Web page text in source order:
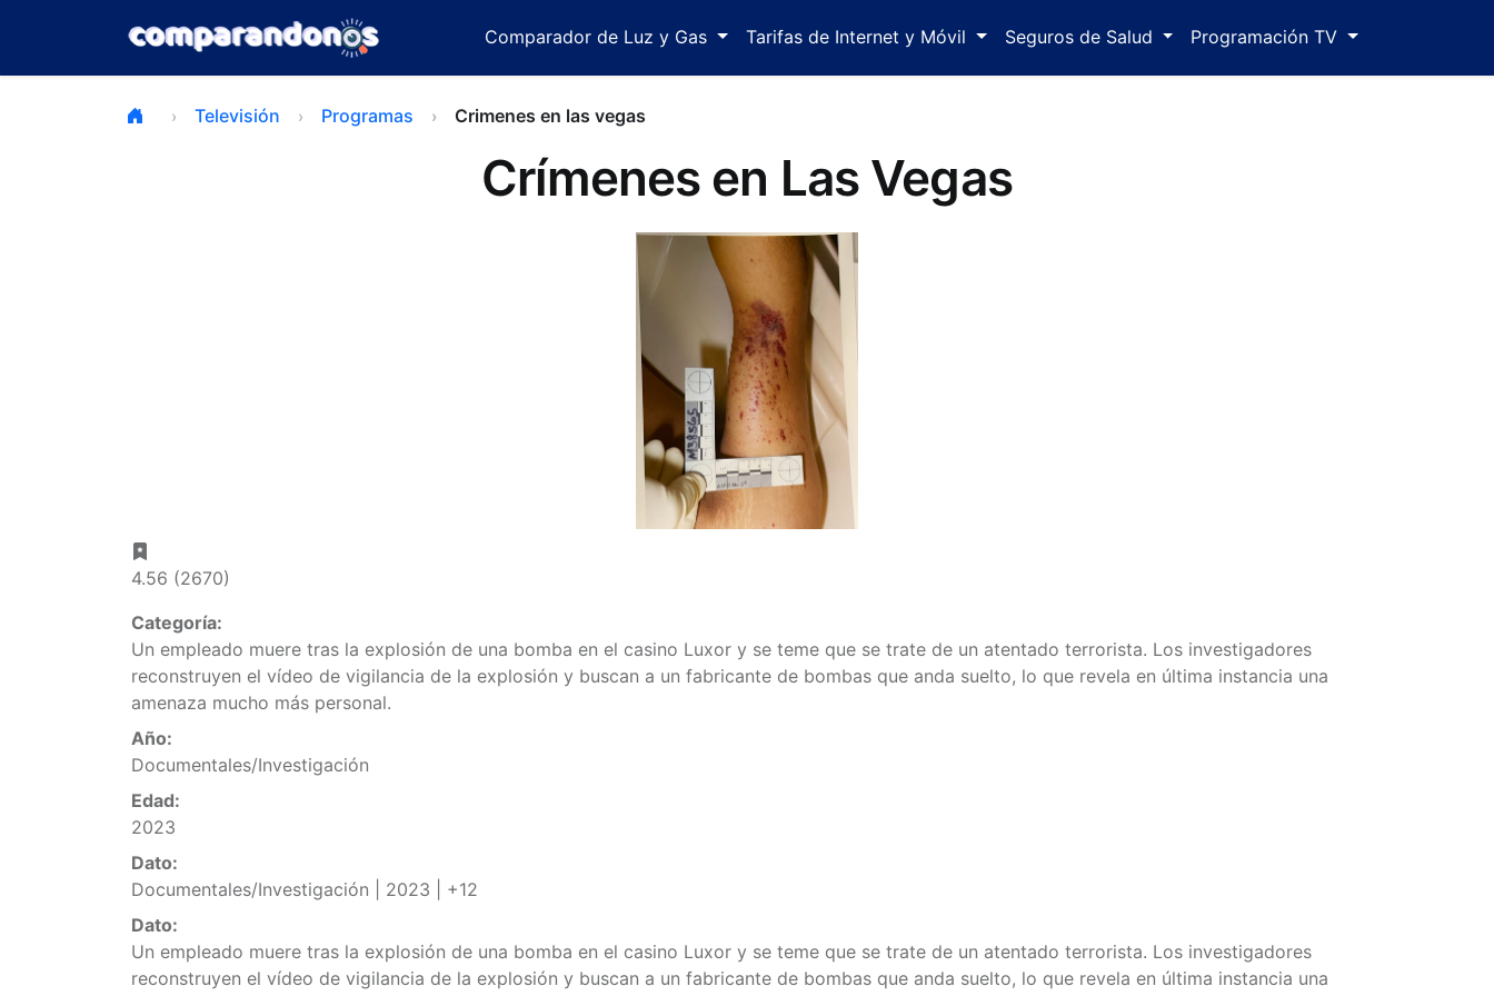
Comparador de Luz y Gas Tarifas de Internet y Móvil Seguros de Salud Programación TV
Televisión Programas Crimenes en las vegas
Crímenes en Las Vegas
4.56 (2670)
Categoría:
Un empleado muere tras la explosión de una bomba en el casino Luxor y se teme que se trate de un atentado terrorista. Los investigadores
reconstruyen el vídeo de vigilancia de la explosión y buscan a un fabricante de bombas que anda suelto, lo que revela en última instancia una
amenaza mucho más personal.
Año:
Documentales/Investigación
Edad:
2023
Dato:
Documentales/Investigación | 2023 | +12
Dato:
Un empleado muere tras la explosión de una bomba en el casino Luxor y se teme que se trate de un atentado terrorista. Los investigadores
reconstruyen el vídeo de vigilancia de la explosión y buscan a un fabricante de bombas que anda suelto, lo que revela en última instancia una